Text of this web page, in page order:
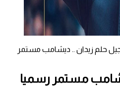
حلم زيدان .. ديشامب مستمر
مستمر رسميا